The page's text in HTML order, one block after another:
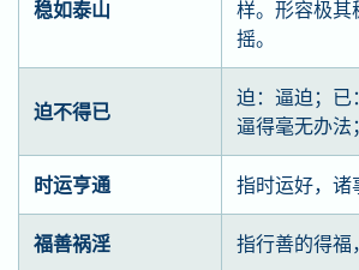
稳如泰山
样。形容极其
摇。
迫不得已
迫：逼迫；已
逼得毫无办法
时运亨通 指时运好，诸
福善祸淫 指行善的得福